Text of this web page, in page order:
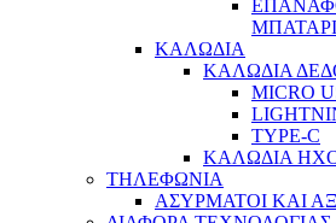
ΚΑΛΩΔΙΑ
ΚΑΛΩΔΙΑ
MICRO
TYPE-C
ΚΑΛΩΔΙΑ
ΤΗΛΕΦΩΝΙΑ
ΑΣΥΡΜΑΤΟΙ ΚΑΙ